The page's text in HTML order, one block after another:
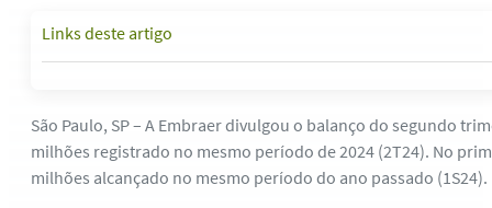
Links deste artigo
São Paulo, SP – A Embraer divulgou o balanço do segundo
milhões registrado no mesmo período de 2024 (2T24). No
milhões alcançado no mesmo período do ano passado (1S24).